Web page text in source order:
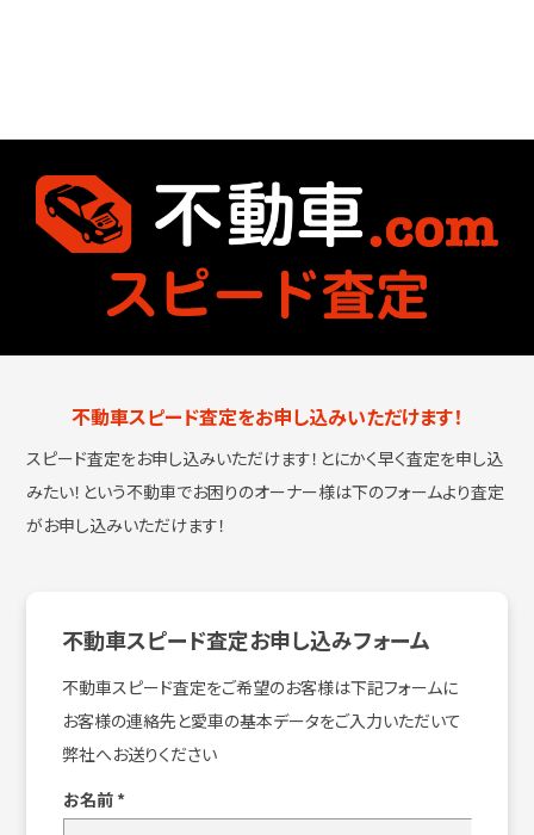
不動車スピード査定をお申し込みいただけます！
スピード査定をお申し込みいただけます！とにかく早く査定を申し込
みたい！という不動車でお困りのオーナー様は下のフォームより査定
がお申し込みいただけます！
不動車スピード査定お申し込みフォーム
不動車スピード査定をご希望のお客様は下記フォームに
お客様の連絡先と愛車の基本データをご入力いただいて
弊社へお送りください
お名前 *